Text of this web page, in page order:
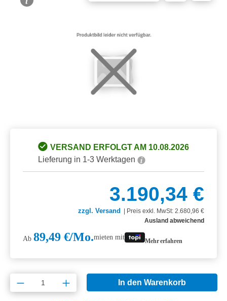
VERSAND ERFOLGT AM 10.08.2026
Lieferung in 1-3 Werktagen
3.190,34 €
zzgl. Versand
Preis exkl. MwSt: 2.680,96 €
Ausland abweichend
Ab 89,49 €/Mo.mieten mit Mehr erfahren
Produkt Anzahl: Gib den gewünschten
In den Warenkorb